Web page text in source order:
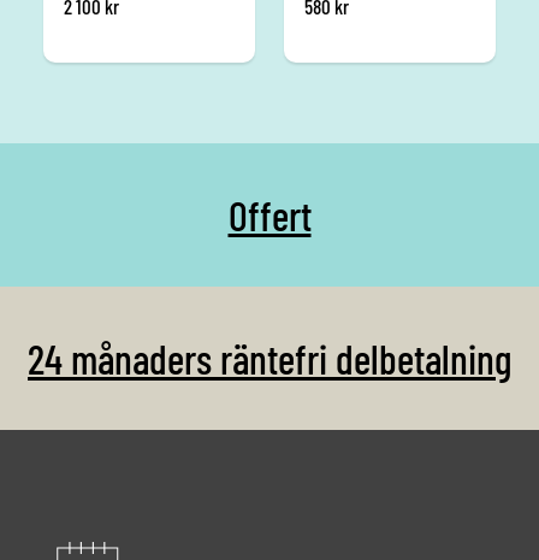
2 100 kr 580 kr
Offert
24 månaders räntefri delbetalning